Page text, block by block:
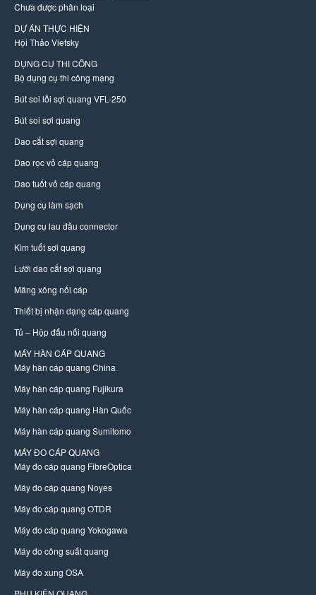
Chưa được phân loại
DỰ ÁN THỰC HIỆN
Hội Thảo Vietsky
DỤNG CỤ THI CÔNG
Bộ dụng cụ thi công mạng
Bút soi lỗi sợi quang VFL-250
Bút soi sợi quang
Dao cắt sợi quang
Dao rọc vỏ cáp quang
Dao tuốt vỏ cáp quang
Dụng cụ làm sạch
Dụng cụ lau đầu connector
Kìm tuốt sợi quang
Lưỡi dao cắt sợi quang
Măng xông nối cáp
Thiết bị nhận dạng cáp quang
Tủ – Hộp đấu nối quang
MÁY HÀN CÁP QUANG
Máy hàn cáp quang China
Máy hàn cáp quang Fujikura
Máy hàn cáp quang Hàn Quốc
Máy hàn cáp quang Sumitomo
MÁY ĐO CÁP QUANG
Máy đo cáp quang FibreOptica
Máy đo cáp quang Noyes
Máy đo cáp quang OTDR
Máy đo cáp quang Yokogawa
Máy đo công suất quang
Máy đo xung OSA